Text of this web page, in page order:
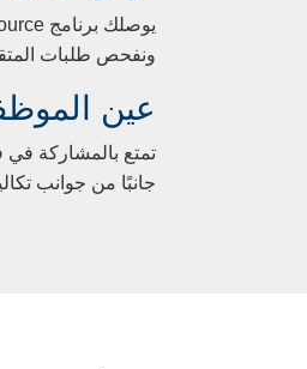
ونفحص طلبات
عين
تمتع بالمشاركة في
جانبًا من جوانب